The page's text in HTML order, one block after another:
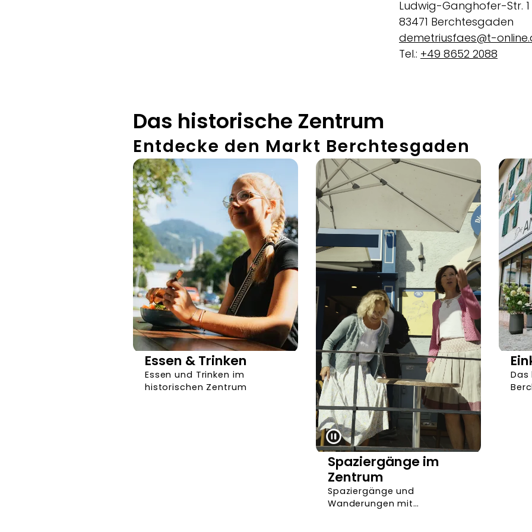
Ludwig-Ganghofer-Str. 1
83471 Berchtesgaden
demetriusfaes@t-
Tel.: +49 8652 2088
Das historische Zentrum
Entdecke den Markt Berchtesgaden
Essen & Trinken
Essen und Trinken im
historischen Zentrum
Spaziergänge im
Zentrum
Spaziergänge und
Wanderungen mit